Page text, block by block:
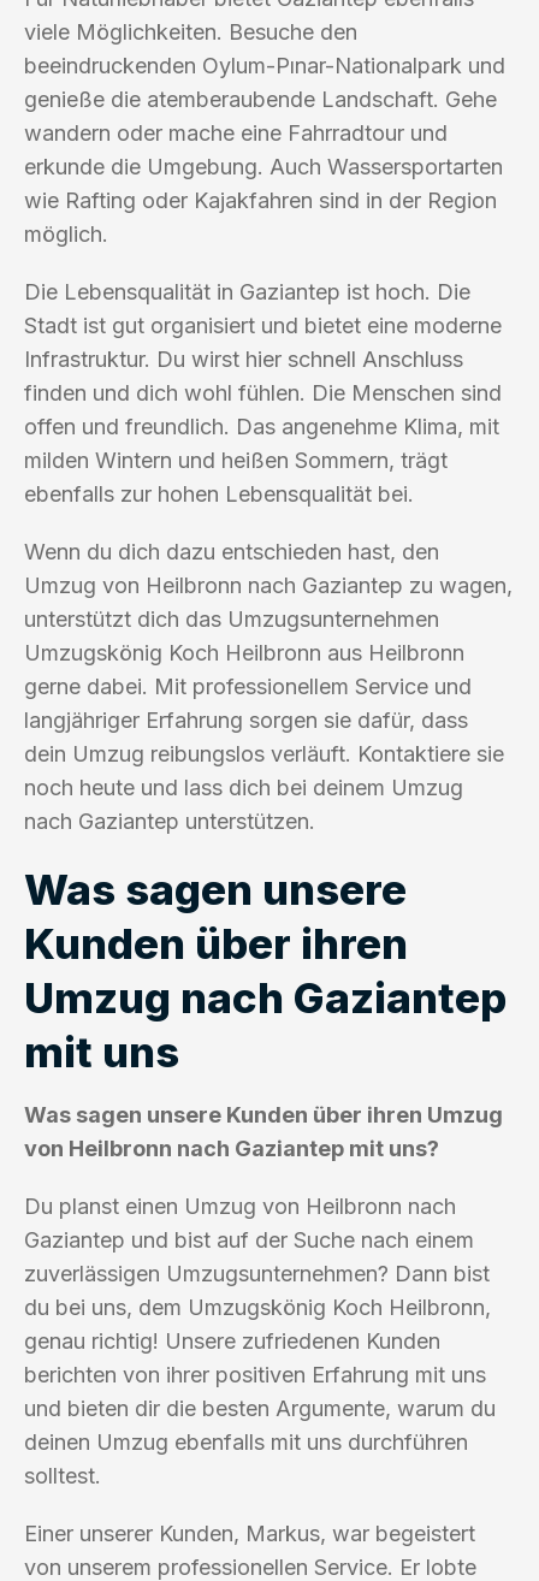
viele Möglichkeiten. Besuche den
beeindruckenden Oylum-Pınar-Nationalpark und
genieße die atemberaubende Landschaft. Gehe
wandern oder mache eine Fahrradtour und
erkunde die Umgebung. Auch Wassersportarten
wie Rafting oder Kajakfahren sind in der Region
möglich.
Die Lebensqualität in Gaziantep ist hoch. Die
Stadt ist gut organisiert und bietet eine moderne
Infrastruktur. Du wirst hier schnell Anschluss
finden und dich wohl fühlen. Die Menschen sind
offen und freundlich. Das angenehme Klima, mit
milden Wintern und heißen Sommern, trägt
ebenfalls zur hohen Lebensqualität bei.
Wenn du dich dazu entschieden hast, den
Umzug von Heilbronn nach Gaziantep zu wagen,
unterstützt dich das Umzugsunternehmen
Umzugskönig Koch Heilbronn aus Heilbronn
gerne dabei. Mit professionellem Service und
langjähriger Erfahrung sorgen sie dafür, dass
dein Umzug reibungslos verläuft. Kontaktiere sie
noch heute und lass dich bei deinem Umzug
nach Gaziantep unterstützen.
Was sagen unsere
Kunden über ihren
Umzug nach Gaziantep
mit uns
Was sagen unsere Kunden über ihren Umzug
von Heilbronn nach Gaziantep mit uns?
Du planst einen Umzug von Heilbronn nach
Gaziantep und bist auf der Suche nach einem
zuverlässigen Umzugsunternehmen? Dann bist
du bei uns, dem Umzugskönig Koch Heilbronn,
genau richtig! Unsere zufriedenen Kunden
berichten von ihrer positiven Erfahrung mit uns
und bieten dir die besten Argumente, warum du
deinen Umzug ebenfalls mit uns durchführen
solltest.
Einer unserer Kunden, Markus, war begeistert
von unserem professionellen Service. Er lobte